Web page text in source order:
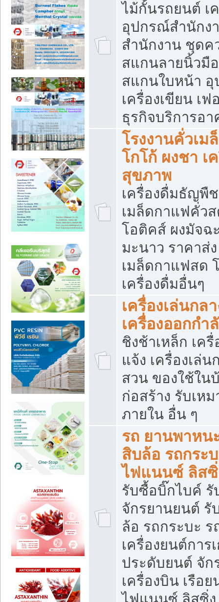
ไม้กั้นรถยนต์ เ
อุปกรณ์สำนักง
สำนักงาน ชุดค
สแกนลายนิ้วมื
สแกนใบหน้า
เครื่องเขียน เ
ธุรกิจบริการอ
โรงงานคั่วเม
โกโก้ ผงชา เ
สุขภาพ
เครื่องดื่มธัญพื
เมล็ดกาแฟคั่ว
โอติคส์ ผงมัจฉ
มะนาว ราคาส่
เมล็ดกาแฟสด
เครื่องดื่มอื่นๆ
เครื่องเล่นกล
เครื่องออกกำ
ชิงช้าเหล็ก เค
แจ้ง เครื่องเล่น
สวน ของใช้ใน
ก่อสร้าง รับเห
ภายใน อื่น ๆ
รถ ยานพาหน
สิบล้อ รถกระ
ไฟแนนซ์ ลิส
รับซื้อบิ๊กไบค์
จักรยานยนต์ รั
ล้อ รถกระบะ
เครื่องยนต์การ
ประดับยนต์ จัก
เครื่องบิน เรือ